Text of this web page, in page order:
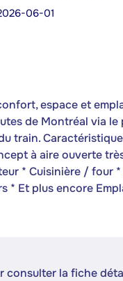
06-01
espace et
de Montréal via
train.
à aire ouverte
* Cuisinière / four
* Et plus encore
consulter la fiche